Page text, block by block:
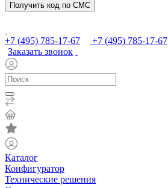
Получить код по СМС
+7 (495) 785-17-67
+7 (495) 785-17-67
Заказать звонок
Каталог
Конфигуратор
Технические решения